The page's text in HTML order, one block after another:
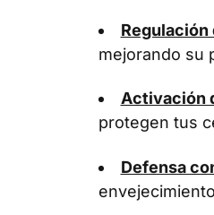
Regulación
mejorando su
Activación
protegen tus
Defensa